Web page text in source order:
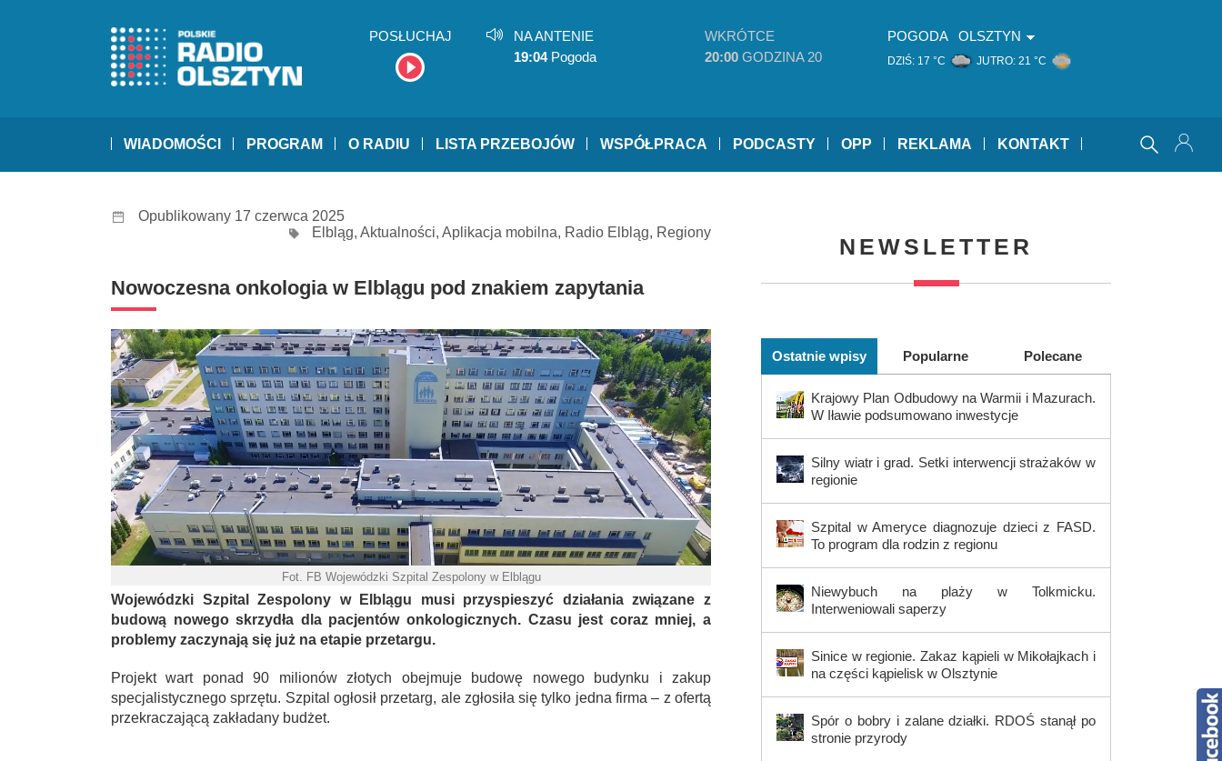
POSŁUCHAJ
NA ANTENIE
19:04Pogoda
WKRÓTCE
20:00 GODZINA 20
POGODA OLSZTYN
DZIŚ: 17 °C JUTRO: 21 °C
WIADOMOŚCI PROGRAM O RADIU LISTA PRZEBOJÓW WSPÓŁPRACA PODCASTY OPP REKLAMA KONTAKT
Opublikowany 17 czerwca 2025
Elbląg, Aktualności, Aplikacja mobilna, Radio Elbląg, Regiony
Nowoczesna onkologia w Elblągu pod znakiem zapytania
Fot. FB Wojewódzki Szpital Zespolony w Elblągu
Wojewódzki Szpital Zespolony w Elblągu musi przyspieszyć działania związane z
budową nowego skrzydła dla pacjentów onkologicznych. Czasu jest coraz mniej, a
problemy zaczynają się już na etapie przetargu.
Projekt wart ponad 90 milionów złotych obejmuje budowę nowego budynku i zakup
specjalistycznego sprzętu. Szpital ogłosił przetarg, ale zgłosiła się tylko jedna firma – z ofertą
przekraczającą zakładany budżet.
NEWSLETTER
Ostatnie wpisy Popularne Polecane
Krajowy Plan Odbudowy na Warmii i Mazurach.
W Iławie podsumowano inwestycje
Silny wiatr i grad. Setki interwencji strażaków w
regionie
Szpital w Ameryce diagnozuje dzieci z FASD.
To program dla rodzin z regionu
Niewybuch na plaży w Tolkmicku.
Interweniowali saperzy
Sinice w regionie. Zakaz kąpieli w Mikołajkach i
na części kąpielisk w Olsztynie
Spór o bobry i zalane działki. RDOŚ stanął po
stronie przyrody